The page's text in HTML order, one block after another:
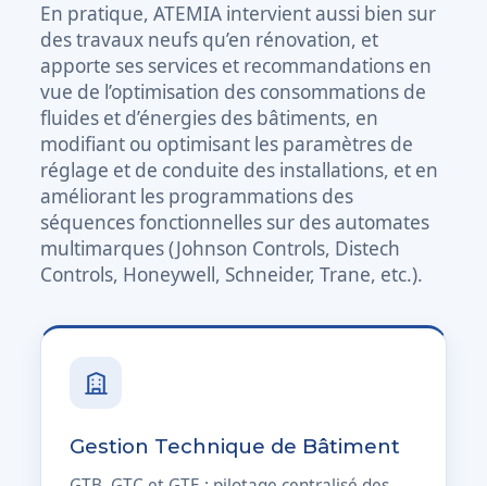
En pratique, ATEMIA intervient aussi bien sur
des travaux neufs qu’en rénovation, et
apporte ses services et recommandations en
vue de l’optimisation des consommations de
fluides et d’énergies des bâtiments, en
modifiant ou optimisant les paramètres de
réglage et de conduite des installations, et en
améliorant les programmations des
séquences fonctionnelles sur des automates
multimarques (Johnson Controls, Distech
Controls, Honeywell, Schneider, Trane, etc.).
Gestion Technique de Bâtiment